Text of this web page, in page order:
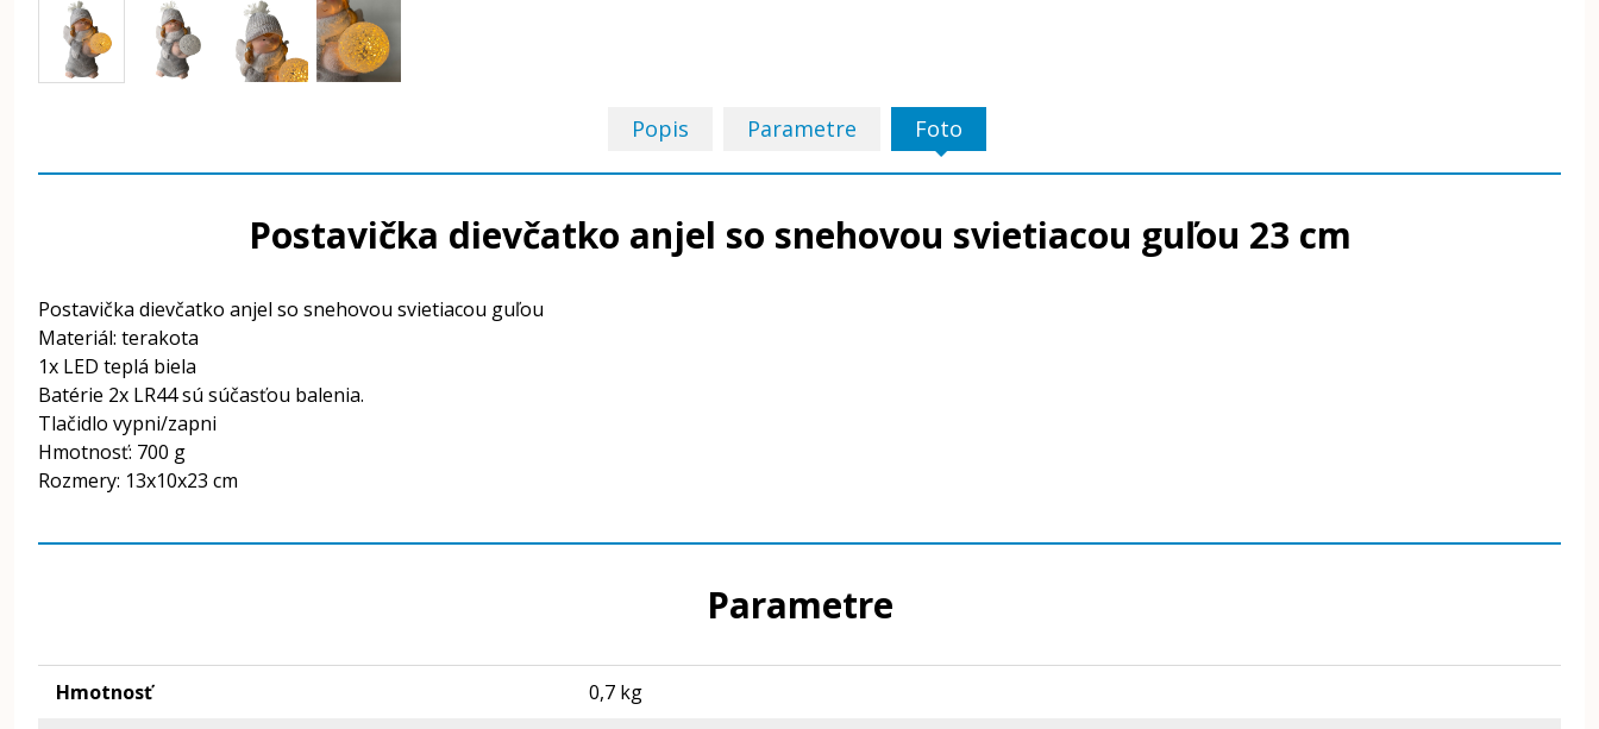
Popis Parametre Foto
Postavička dievčatko anjel so snehovou svietiacou guľou 23 cm
Postavička dievčatko anjel so snehovou svietiacou guľou
Materiál: terakota
1x LED teplá biela
Batérie 2x LR44 sú súčasťou balenia.
Tlačidlo vypni/zapni
Hmotnosť: 700 g
Rozmery: 13x10x23 cm
Parametre
Hmotnosť
0,7 kg